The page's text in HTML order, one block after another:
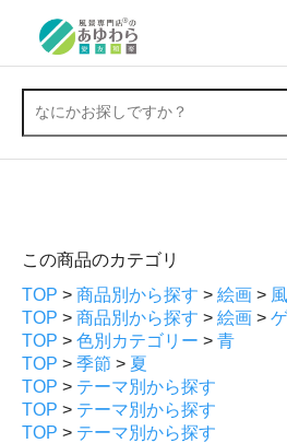
この商品のカテゴリ
TOP > 商品別から探す > 絵画 >
TOP > 商品別から探す > 絵画 >
TOP > 色別カテゴリー > 青
TOP > 季節 > 夏
TOP > テーマ別から探す
TOP > テーマ別から探す
TOP > テーマ別から探す